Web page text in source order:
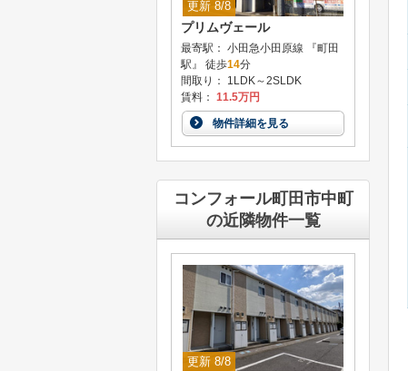
更新 8/8
プリムヴェール
最寄駅： 小田急小田原線 『町田
駅』 徒歩14分
間取り： 1LDK～2SLDK
賃料： 11.5万円
物件詳細を見る
コンフォール町田市中町
の近隣物件一覧
更新 8/8